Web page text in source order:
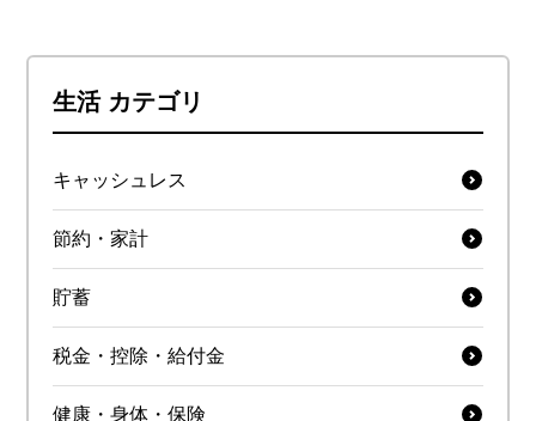
生活 カテゴリ
キャッシュレス
節約・家計
貯蓄
税金・控除・給付金
健康・身体・保険